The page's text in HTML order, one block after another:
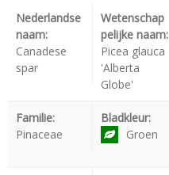
Nederlandse
naam:
Canadese
spar
Wetenschap
pelijke naam:
Picea glauca
'Alberta
Globe'
Familie:
Pinaceae
Bladkleur:
Groen